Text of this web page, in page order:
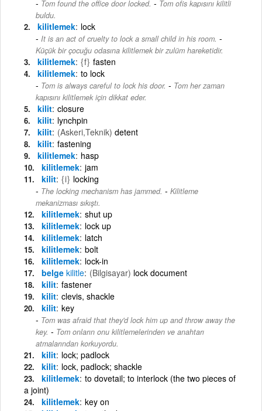
Tom found the office door locked. - Tom ofis kapısını kilitli
buldu.
kilitlemek lock
It is an act of cruelty to lock a small child in his room. -
Küçük bir çocuğu odasına kilitlemek bir zulüm hareketidir.
kilitlemek {f} fasten
kilitlemek to lock
Tom is always careful to lock his door. - Tom her zaman
kapısını kilitlemek için dikkat eder.
kilit closure
kilit lynchpin
kilit (Askeri,Teknik) detent
kilit fastening
kilitlemek hasp
kilitlemek jam
kilit {i} locking
The locking mechanism has jammed. - Kilitleme
mekanizması sıkıştı.
kilitlemek shut up
kilitlemek lock up
kilitlemek latch
kilitlemek bolt
kilitlemek lock-in
belge kilitle (Bilgisayar) lock document
kilit fastener
kilit clevis, shackle
kilit key
Tom was afraid that they'd lock him up and throw away the
key. - Tom onların onu kilitlemelerinden ve anahtarı
atmalarından korkuyordu.
kilit lock; padlock
kilit lock, padlock; shackle
kilitlemek to dovetail; to interlock (the two pieces of
a joint)
kilitlemek key on